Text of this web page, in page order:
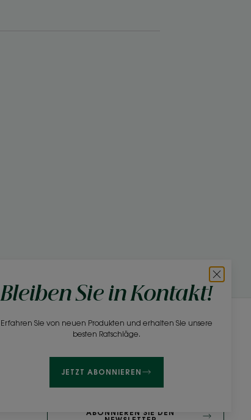
Bleiben Sie in Kontakt!
Erfahren Sie von neuen Produkten und erhalten Sie unsere
besten Ratschläge.
JETZT ABONNIEREN
Newsletter
informiert werden!
ABONNIEREN SIE DEN